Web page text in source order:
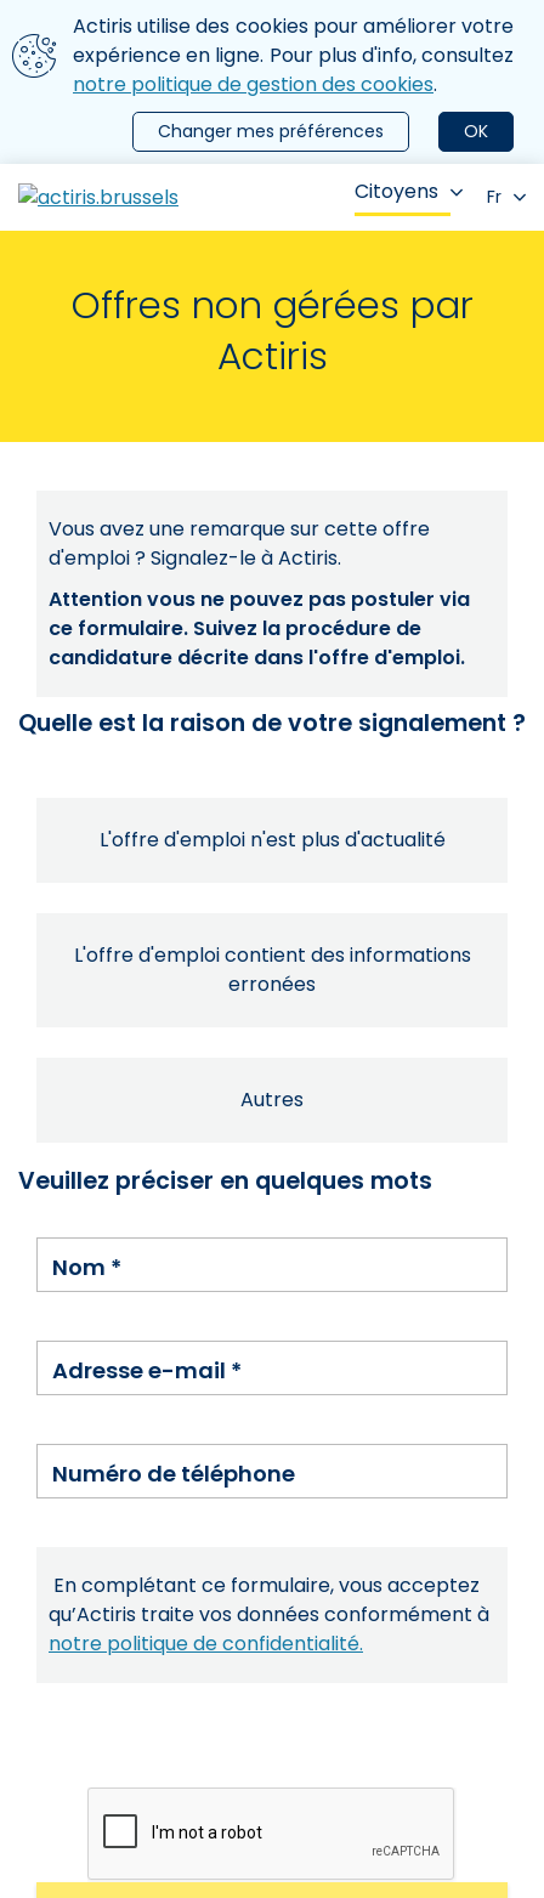
Aller au contenu principal
Nous utilisons des cookies
Actiris utilise des cookies pour améliorer votre
expérience en ligne. Pour plus d'info, consultez
notre politique de gestion des cookies.
OK
Changer mes préférences
le menu
Citoyens Fr
Offres non gérées par
Actiris
Vous avez une remarque sur cette offre
d'emploi ? Signalez-le à Actiris.
Attention vous ne pouvez pas postuler via
ce formulaire. Suivez la procédure de
candidature décrite dans l'offre d'emploi.
Quelle est la raison de votre signalement ?
L'offre d'emploi n'est plus d'actualité
L'offre d'emploi contient des informations
erronées
Autres
Veuillez préciser en quelques mots
Nom *
Adresse e-mail *
Numéro de téléphone
En complétant ce formulaire, vous acceptez
qu’Actiris traite vos données conformément à
notre politique de confidentialité.